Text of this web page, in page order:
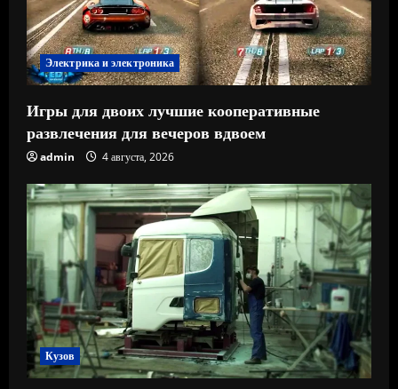
Электрика и электроника
Игры для двоих лучшие кооперативные
развлечения для вечеров вдвоем
admin 4 августа, 2026
Кузов